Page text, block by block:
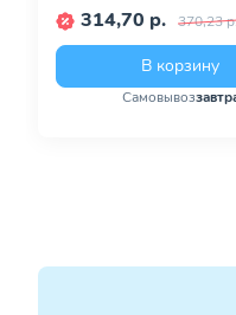
314,70 р. 370,23
В корзину
Самовывоз